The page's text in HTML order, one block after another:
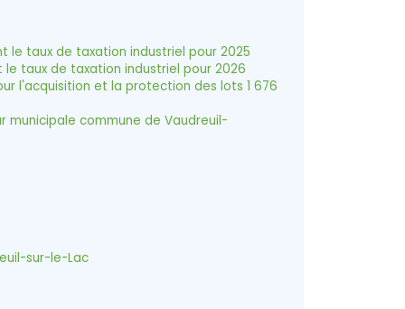
le taux de taxation industriel pour 2025
taux de taxation industriel pour 2026
l'acquisition et la protection des lots 1 676
municipale commune de Vaudreuil-
sur-le-Lac